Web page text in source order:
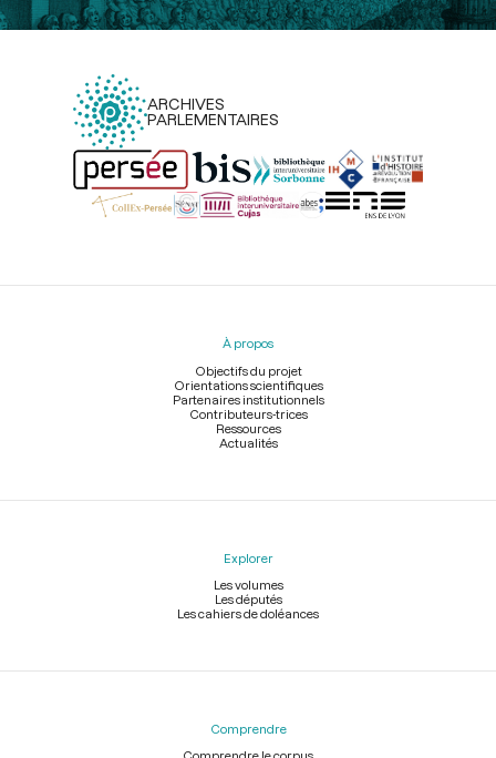
ARCHIVES
PARLEMENTAIRES
Menu
À propos
Objectifs du projet
Orientations scientifiques
Partenaires institutionnels
Contributeurs-trices
Ressources
Actualités
Explorer
Les volumes
Les députés
Les cahiers de doléances
Comprendre